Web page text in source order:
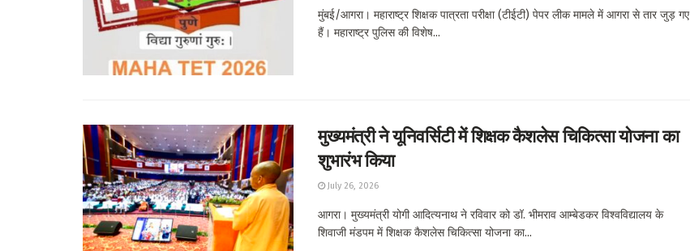
मुंबई/आगरा। महाराष्ट्र शिक्षक पात्रता परीक्षा (टीईटी) पेपर लीक मामले में आगरा से तार जुड़ गए
हैं। महाराष्ट्र पुलिस की विशेष...
मुख्यमंत्री ने यूनिवर्सिटी में शिक्षक कैशलेस चिकित्सा योजना का
शुभारंभ किया
July 26, 2026
आगरा। मुख्यमंत्री योगी आदित्यनाथ ने रविवार को डॉ. भीमराव आम्बेडकर विश्वविद्यालय के
शिवाजी मंडपम में शिक्षक कैशलेस चिकित्सा योजना का...